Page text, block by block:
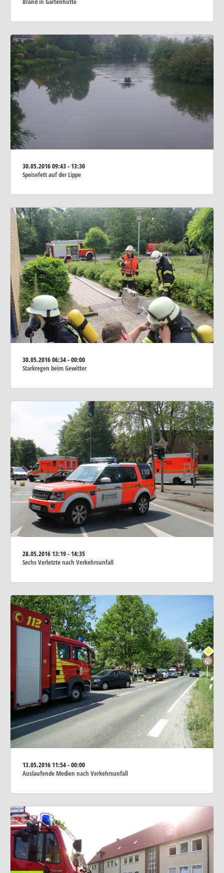
30.05.201609:43 - 13:30
Speisefett auf der Lippe
30.05.201606:34 - 00:00
Starkregen beim Gewitter
28.05.201613:19 - 14:35
Sechs Verletzte nach Verkehrsunfall
13.05.201611:54 - 00:00
Auslaufende Medien nach Verkehrsunfall